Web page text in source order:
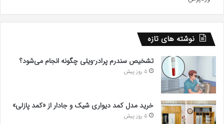
نوشته های تازه
تشخیص سندرم پرادر-ویلی چگونه انجام می‌شود؟
5 روز پیش
خرید مدل کمد دیواری شیک و جادار از «کمد پازلی»
5 روز پیش